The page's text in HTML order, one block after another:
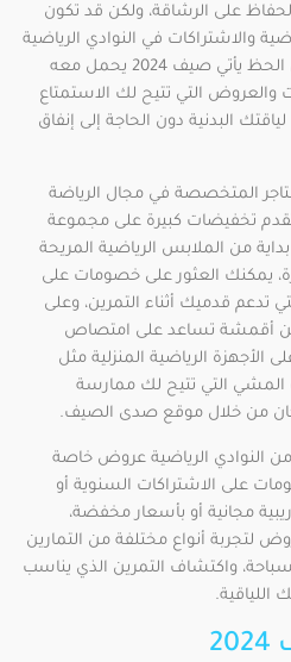
والحفاظ على الرشاقة، ولكن قد تكون
والاشتراكات في النوادي الرياضية
عائق أمام البعض، ولكن لحسن الحظ يأتي صيف 2024 يحمل معه
التي تتيح لك الاستمتاع
البدنية دون الحاجة إلى إنفاق
المتخصصة في مجال الرياضة
تخفيضات كبيرة على مجموعة
من الملابس الرياضية المريحة
يمكنك العثور على خصومات على
تدعم قدميك أثناء التمرين، وعلى
من أقمشة تساعد على امتصاص
الأجهزة الرياضية المنزلية مثل
المشي التي تتيح لك ممارسة
من خلال موقع صدى الصيف.
من النوادي الرياضية عروض خاصة
على الاشتراكات السنوية أو
مجانية أو بأسعار مخفضة،
لتجربة أنواع مختلفة من التمارين
واكتشاف التمرين الذي يناسب